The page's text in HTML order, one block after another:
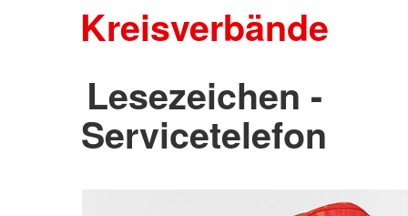
Kreisverbände
Lesezeichen -
Servicetelefon